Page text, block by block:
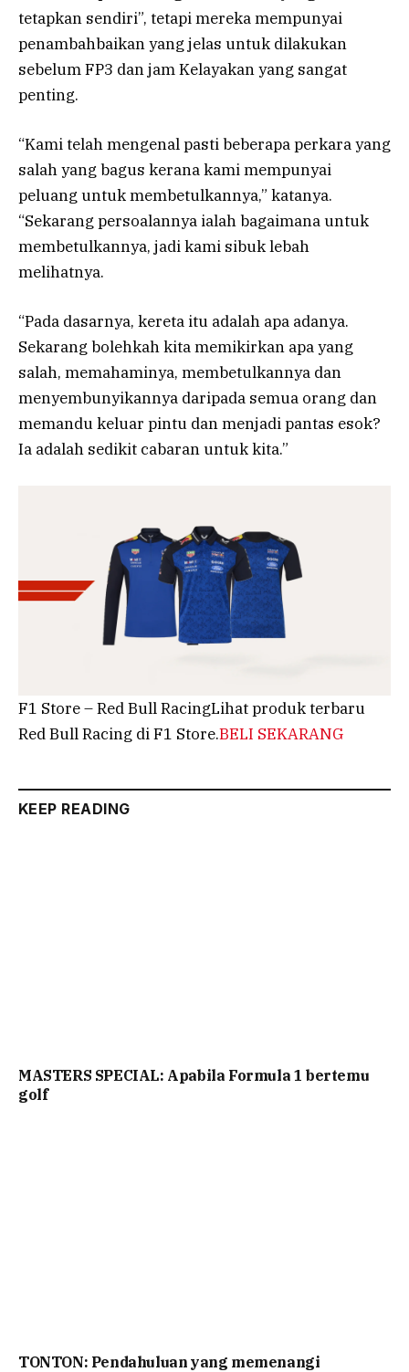
tetapkan sendiri”, tetapi mereka mempunyai
penambahbaikan yang jelas untuk dilakukan
sebelum FP3 dan jam Kelayakan yang sangat
penting.
“Kami telah mengenal pasti beberapa perkara yang
salah yang bagus kerana kami mempunyai
peluang untuk membetulkannya,” katanya.
“Sekarang persoalannya ialah bagaimana untuk
membetulkannya, jadi kami sibuk lebah
melihatnya.
“Pada dasarnya, kereta itu adalah apa adanya.
Sekarang bolehkah kita memikirkan apa yang
salah, memahaminya, membetulkannya dan
menyembunyikannya daripada semua orang dan
memandu keluar pintu dan menjadi pantas esok?
Ia adalah sedikit cabaran untuk kita.”
F1 Store – Red Bull RacingLihat produk terbaru
Red Bull Racing di F1 Store.BELI SEKARANG
KEEP READING
MASTERS SPECIAL: Apabila Formula 1 bertemu
golf
TONTON: Pendahuluan yang memenangi